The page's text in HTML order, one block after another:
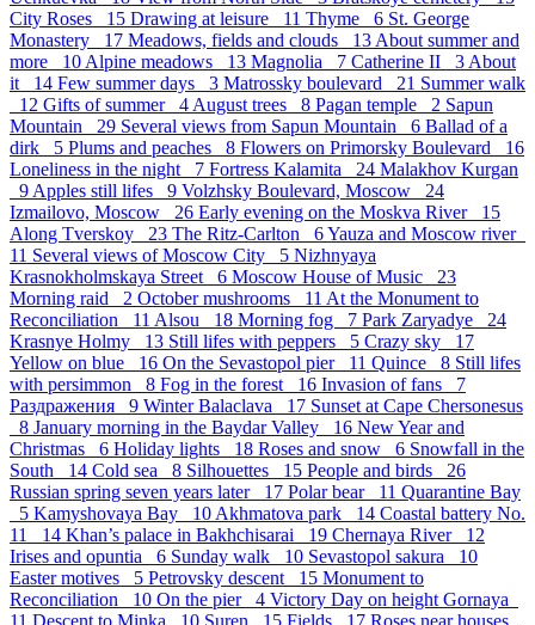
City Roses 15 Drawing at leisure 11 Thyme 6 St. George
Monastery 17 Meadows, fields and clouds 13 About summer and
more 10 Alpine meadows 13 Magnolia 7 Catherine II 3 About
it 14 Few summer days 3 Matrossky boulevard 21 Summer walk
12 Gifts of summer 4 August trees 8 Pagan temple 2 Sapun
Mountain 29 Several views from Sapun Mountain 6 Ballad of a
dirk 5 Plums and peaches 8 Flowers on Primorsky Boulevard 16
Loneliness in the night 7 Fortress Kalamita 24 Malakhov Kurgan
9 Apples still lifes 9 Volzhsky Boulevard, Moscow 24
Izmailovo, Moscow 26 Early evening on the Moskva River 15
Along Tverskoy 23 The Ritz-Carlton 6Yauza and Moscow river
11 Several views of Moscow City 5 Nizhnyaya
Krasnokholmskaya Street 6 Moscow House of Music 23
Morning raid 2 October mushrooms 11 At the Monument to
Reconciliation 11 Alsou 18 Morning fog 7 Park Zaryadye 24
Krasnye Holmy 13 Still lifes with peppers 5 Crazy sky 17
Yellow on blue 16 On the Sevastopol pier 11 Quince 8 Still lifes
with persimmon 8 Fog in the forest 16 Invasion of fans 7
Раздражения 9 Winter Balaclava 17 Sunset at Cape Chersonesus
8 January morning in the Baydar Valley 16 New Year and
Christmas 6 Holiday lights 18 Roses and snow 6 Snowfall in the
South 14 Cold sea 8 Silhouettes 15 People and birds 26
Russian spring seven years later 17 Polar bear 11 Quarantine Bay
5 Kamyshovaya Bay 10 Akhmatova park 14 Coastal battery No.
11 14 Khan’s palace in Bakhchisarai 19 Chernaya River 12
Irises and opuntia 6 Sunday walk 10 Sevastopol sakura 10
Easter motives 5 Petrovsky descent 15 Monument to
Reconciliation 10 On the pier 4 Victory Day on height Gornaya
11 Descent to Minka 10 Suren 15 Fields 17 Roses near houses